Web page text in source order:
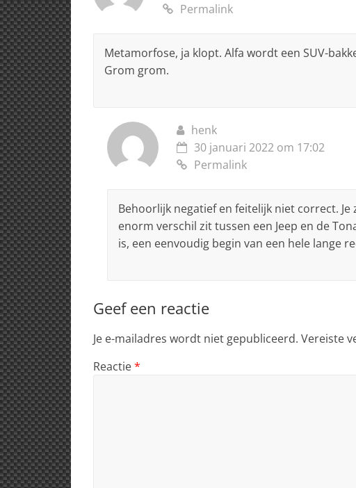
Permalink
Metamorfose, ja klopt. Alfa wordt een SUV-
Grom grom.
henk
30 januari 2022 om 17:02
Permalink
Behoorlijk negatief en feitelijk niet correct.
enorm verschil zit tussen een Jeep en de
is, een eenvoudig begin van een hele lange
Geef een reactie
Je e-mailadres wordt niet gepubliceerd. Vereiste
Reactie*